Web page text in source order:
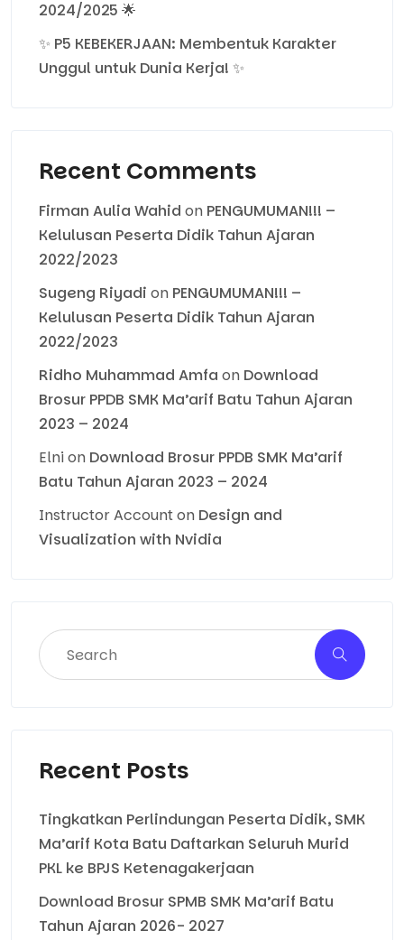
2024/2025 🌟
✨ P5 KEBEKERJAAN: Membentuk Karakter
Unggul untuk Dunia Kerja! ✨
Recent Comments
Firman Aulia Wahid on PENGUMUMAN!!! –
Kelulusan Peserta Didik Tahun Ajaran
2022/2023
Sugeng Riyadi on PENGUMUMAN!!! –
Kelulusan Peserta Didik Tahun Ajaran
2022/2023
Ridho Muhammad Amfa on Download
Brosur PPDB SMK Ma’arif Batu Tahun Ajaran
2023 – 2024
Elnion Download Brosur PPDB SMK Ma’arif
Batu Tahun Ajaran 2023 – 2024
Instructor Accounton Design and
Visualization with Nvidia
Recent Posts
Tingkatkan Perlindungan Peserta Didik, SMK
Ma’arif Kota Batu Daftarkan Seluruh Murid
PKL ke BPJS Ketenagakerjaan
Download Brosur SPMB SMK Ma’arif Batu
Tahun Ajaran 2026- 2027